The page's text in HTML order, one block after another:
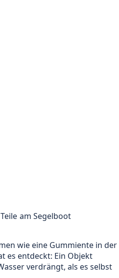
am Segelboot
wie eine Gummiente in der
es entdeckt: Ein Objekt
verdrängt, als es selbst